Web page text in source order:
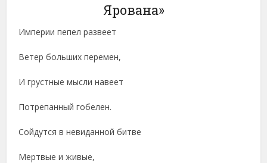
Ярована»
Империи пепел развеет
Ветер больших перемен,
И грустные мысли навеет
Потрепанный гобелен.
Сойдутся в невиданной битве
Мертвые и живые,